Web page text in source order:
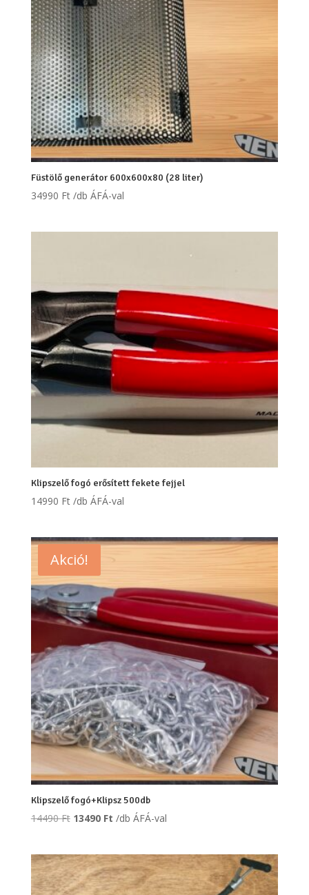
Füstölő generátor 600x600x80 (28 liter)
34990 Ft /db ÁFÁ-val
Klipszelő fogó erősített fekete fejjel
14990 Ft /db ÁFÁ-val
Akció!
Klipszelő fogó+Klipsz 500db
14490Ft Original
14490 Ft.
13490 FtCurrent
13490 Ft.
/db ÁFÁ-val